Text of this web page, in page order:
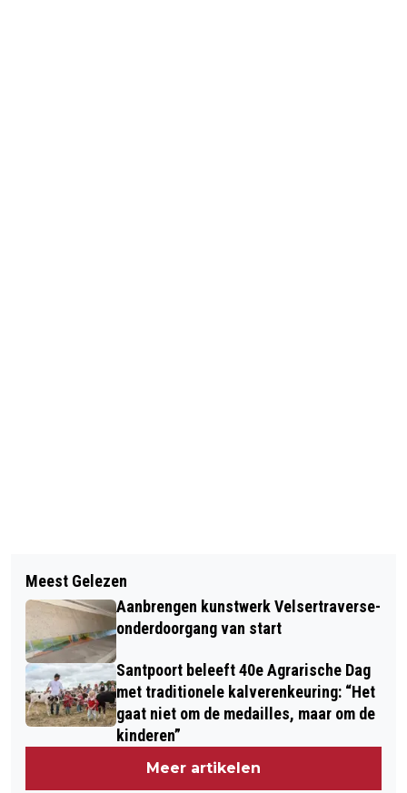
30 NIEUWE
BRANDWEERVRIJWILLIGERS IN
KENNEMERLAND
VANDAAG 35 JAAR GELEDEN: WAAR
WAS JIJ TOEN DE MUUR VIEL?
Meest Gelezen
Aanbrengen kunstwerk Velsertraverse-
onderdoorgang van start
Santpoort beleeft 40e Agrarische Dag
met traditionele kalverenkeuring: “Het
gaat niet om de medailles, maar om de
kinderen”
Meer artikelen